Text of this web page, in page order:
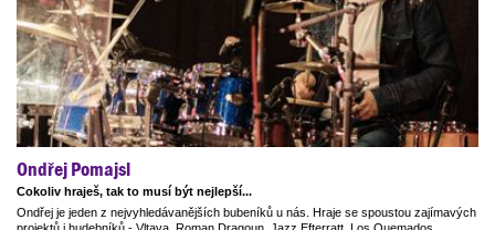
Ondřej Pomajsl
Cokoliv hraješ, tak to musí být nejlepší...
Ondřej je jeden z nejvyhledávanějších bubeníků u nás. Hraje se spoustou zajímavých